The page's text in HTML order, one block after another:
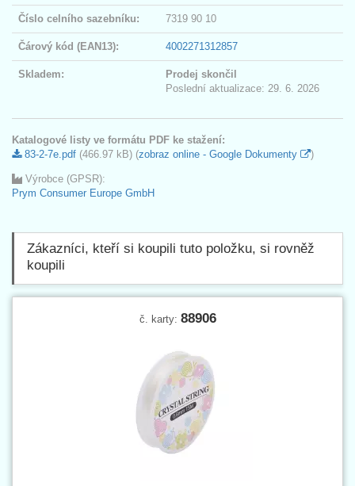
Číslo celního sazebníku: 7319 90 10
Čárový kód (EAN13): 4002271312857
Skladem:
Prodej skončil
Poslední aktualizace: 29. 6. 2026
Katalogové listy ve formátu PDF ke stažení:
83-2-7e.pdf (466.97 kB) (zobraz online - Google Dokumenty )
Výrobce (GPSR):
Prym Consumer Europe GmbH
Zákazníci, kteří si koupili tuto položku, si rovněž
koupili
č. karty: 88906